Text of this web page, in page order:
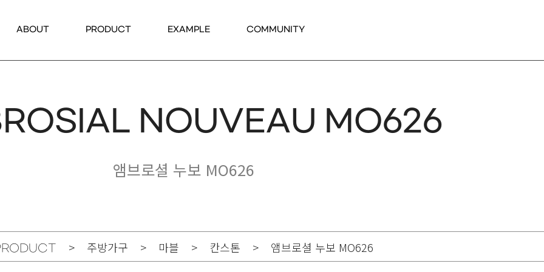
ABOUT PRODUCT EXAMPLE COMMUNITY
NOUVEAU MO626
앰브로셜 누보 MO626
> 주방가구 > 마블 > 칸스톤 > 앰브로셜 누보 MO626